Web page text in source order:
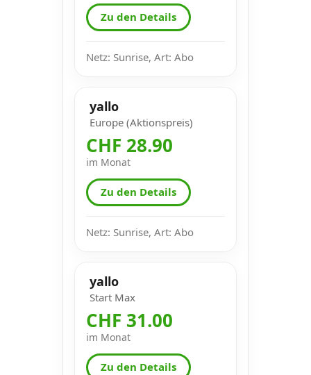
Zu den Details
Netz: Sunrise, Art: Abo
yallo
Europe (Aktionspreis)
CHF 28.90
im Monat
Zu den Details
Netz: Sunrise, Art: Abo
yallo
Start Max
CHF 31.00
im Monat
Zu den Details